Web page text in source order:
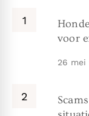
voor
26 mei